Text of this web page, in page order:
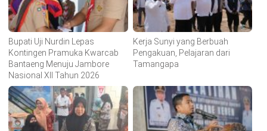
Bupati Uji Nurdin Lepas
Kontingen Pramuka Kwarcab
Bantaeng Menuju Jambore
Nasional XII Tahun 2026
Kerja Sunyi yang Berbuah
Pengakuan, Pelajaran dari
Tamangapa